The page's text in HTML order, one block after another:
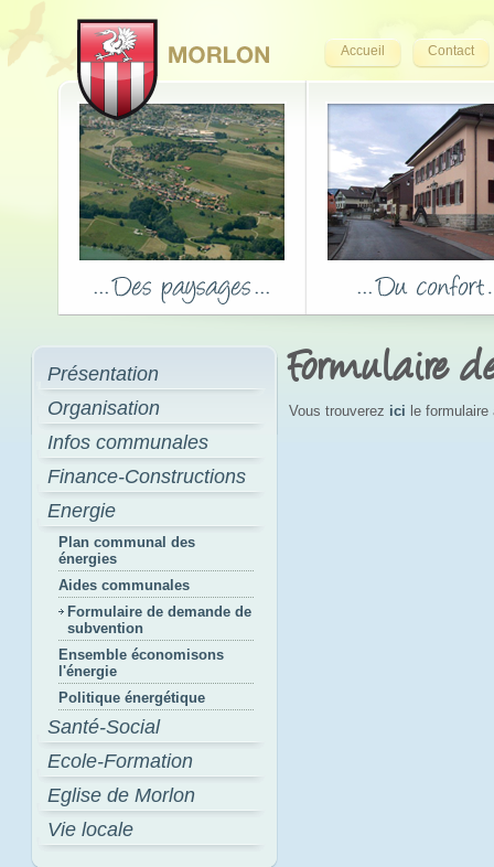
Accueil Contact
Présentation
Organisation
Infos communales
Finance-Constructions
Energie
Plan communal des
énergies
Aides communales
Formulaire de demande de
subvention
Ensemble économisons
l'énergie
Politique énergétique
Santé-Social
Ecole-Formation
Eglise de Morlon
Vie locale
Formulaire
Vous trouverez ici le